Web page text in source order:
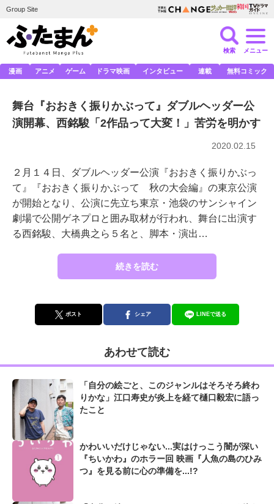
Group Site
検索 メニュー
漫画 アニメ ゲーム ドラマ映画 インタビュー 連載 無料コミック
舞台『おおきく振りかぶって』ダブルヘッダー公
演開幕、西銘駿「2作品って大変！」苦労を明かす
2020.02.15
２月１４日、ダブルヘッダー公演『おおきく振りかぶっ
て』『おおきく振りかぶって 秋の大会編』の東京公演
が開始となり、公演に先立ち東京・池袋のサンシャイン
劇場で公開ゲネプロと囲み取材が行われ、舞台に出演す
る西銘駿、大橋典之ら５名と、脚本・演出…
続きを読む
ポスト シェア LINEで送る
あわせて読む
「自分の絵ごと、このジャンルはそろそろ終わ
りかな」江口寿史が炎上を経て樋口毅宏に語っ
たこと
かわいいだけじゃない...実はけっこう闇が深い
『ちいかわ』のホラー回 映画『人魚の島のひみ
つ』を見る前に心の準備を...!?